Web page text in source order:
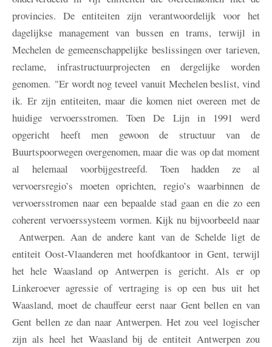
provincies. De entiteiten zijn verantwoordelijk voor het
dagelijkse management van bussen en trams, terwijl in
Mechelen de gemeenschappelijke beslissingen over tarieven,
reclame, infrastructuurprojecten en dergelijke worden
genomen. "Er wordt nog teveel vanuit Mechelen beslist, vind
ik. Er zijn entiteiten, maar die komen niet overeen met de
huidige vervoersstromen. Toen De Lijn in 1991 werd
opgericht heeft men gewoon de structuur van de
Buurtspoorwegen overgenomen, maar die was op dat moment
al helemaal voorbijgestreefd. Toen hadden ze al
vervoersregio’s moeten oprichten, regio’s waarbinnen de
vervoersstromen naar een bepaalde stad gaan en die zo een
coherent vervoerssysteem vormen. Kijk nu bijvoorbeeld naar
Antwerpen. Aan de andere kant van de Schelde ligt de
entiteit Oost-Vlaanderen met hoofdkantoor in Gent, terwijl
het hele Waasland op Antwerpen is gericht. Als er op
Linkeroever agressie of vertraging is op een bus uit het
Waasland, moet de chauffeur eerst naar Gent bellen en van
Gent bellen ze dan naar Antwerpen. Het zou veel logischer
zijn als heel het Waasland bij de entiteit Antwerpen zou